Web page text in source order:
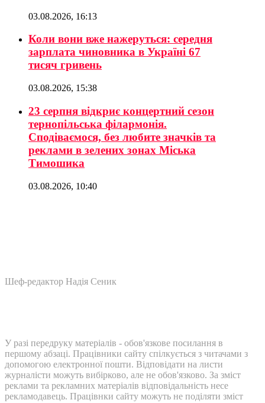
03.08.2026, 16:13
Коли вони вже нажеруться: середня
зарплата чиновника в Україні 67
тисяч гривень
03.08.2026, 15:38
23 серпня відкриє концертний сезон
тернопільська філармонія.
Сподіваємося, без любите значків та
реклами в зелених зонах Міська
Тимошика
03.08.2026, 10:40
Шеф-редактор Надія Сеник
У разі передруку матеріалів - обов'язкове посилання в
першому абзаці. Працівники сайту спілкується з читачами з
допомогою електронної пошти. Відповідати на листи
журналісти можуть вибірково, але не обов'язково. За зміст
реклами та рекламних матеріалів відповідальність несе
рекламодавець. Працівнки сайту можуть не поділяти зміст